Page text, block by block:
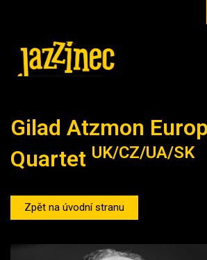
Gilad Atzmon
Quartet UK/CZ/UA/SK
Zpět na úvodní stranu